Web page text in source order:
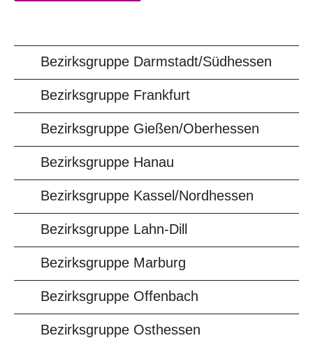
Bezirksgruppe Darmstadt/Südhessen
Bezirksgruppe Frankfurt
Bezirksgruppe Gießen/Oberhessen
Bezirksgruppe Hanau
Bezirksgruppe Kassel/Nordhessen
Bezirksgruppe Lahn-Dill
Bezirksgruppe Marburg
Bezirksgruppe Offenbach
Bezirksgruppe Osthessen